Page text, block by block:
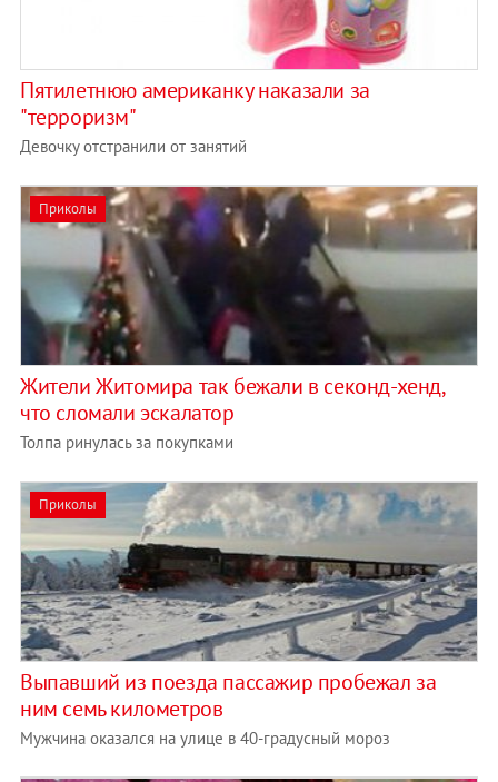
Пятилетнюю американку наказали за
"терроризм"
Девочку отстранили от занятий
Приколы
Жители Житомира так бежали в секонд-хенд,
что сломали эскалатор
Толпа ринулась за покупками
Приколы
Выпавший из поезда пассажир пробежал за
ним семь километров
Мужчина оказался на улице в 40-градусный мороз